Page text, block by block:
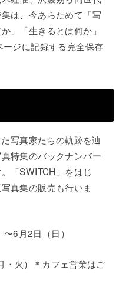
は、今あらためて「写
」「生きるとは何か」
ジに記録する完全保存
写真家たちの軌跡を辿
特集のバックナンバー
「SWITCH」をはじ
真集の販売も行いま
6月2日（日）
火）＊カフェ営業はご